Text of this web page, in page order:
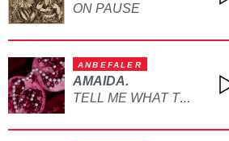
ON PAUSE
ANBEFALER
AMAIDA.
TELL ME WHAT TO DO